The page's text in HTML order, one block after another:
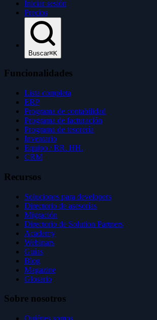
Iniciar sesión
Precios
Buscar⌘K
Funcionalidades
Lista completa
ERP
Programa de contabilidad
Programa de facturación
Programa de tesorería
Inventario
Equipo / RR. HH.
CRM
Recursos
Soluciones para developers
Directorio de asesorías
Migración
Directorio de Solution Partners
Academy
Webinars
Guías
Blog
Magazine
Glosario
Sobre nosotros
Quiénes somos